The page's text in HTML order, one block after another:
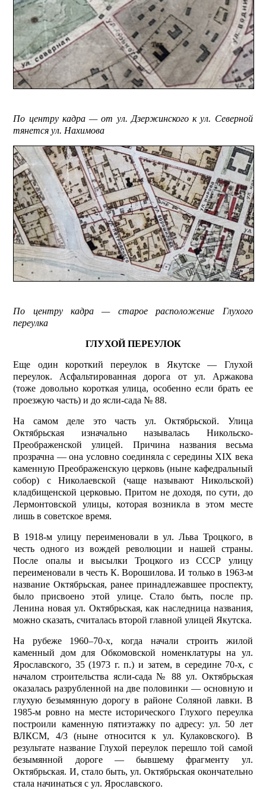
По центру кадра — от ул. Дзержинского к ул. Северной
тянется ул. Нахимова
По центру кадра — старое расположение Глухого
переулка
ГЛУХОЙ ПЕРЕУЛОК
Еще один короткий переулок в Якутске — Глухой
переулок. Асфальтированная дорога от ул. Аржакова
(тоже довольно короткая улица, особенно если брать ее
проезжую часть) и до ясли-сада № 88.
На самом деле это часть ул. Октябрьской. Улица
Октябрьская изначально называлась Никольско-
Преображенской улицей. Причина названия весьма
прозрачна — она условно со­единяла с середины XIX века
каменную Преображенскую церковь (ныне кафедральный
собор) с Николаевской (чаще называют Никольской)
кладбищенской церковью. Притом не доходя, по сути, до
Лермонтовской улицы, которая возникла в этом месте
лишь в советское время.
В 1918-м улицу переименовали в ул. Льва Троцкого, в
честь одного из вождей революции и нашей страны.
После опалы и высылки Троцкого из СССР улицу
переименовали в честь К. Ворошилова. И только в 1963-м
название Октябрьская, ранее принадлежавшее проспекту,
было присвоено этой улице. Стало быть, после пр.
Ленина новая ул. Октябрьская, как наследница названия,
можно сказать, считалась второй главной улицей Якутска.
На рубеже 1960–70-х, когда начали строить жилой
каменный дом для Обкомовской номенклатуры на ул.
Ярославского, 35 (1973 г. п.) и затем, в середине 70-х, с
началом строительства ясли-сада № 88 ул. Октябрьская
оказалась разруб­ленной на две половинки — основную и
глухую безымянную дорогу в районе Соляной лавки. В
1985-м ровно на месте исторического Глухого переулка
построили каменную пяти­этажку по адресу: ул. 50 лет
ВЛКСМ, 4/3 (ныне относится к ул. Кулаковского). В
результате название Глухой переулок перешло той самой
безымянной дороге — бывшему фрагменту ул.
Октябрьская. И, стало быть, ул. Октябрьская окончательно
стала начинаться с ул. Ярославского.